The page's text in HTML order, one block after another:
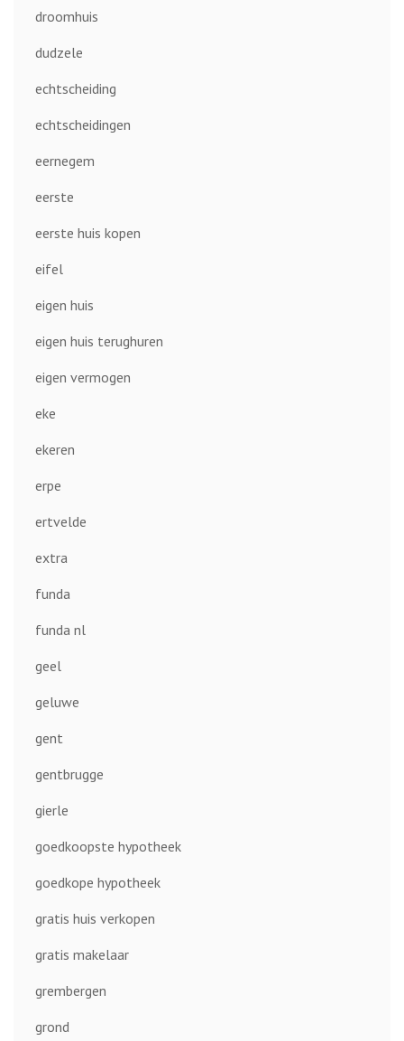
droomhuis
dudzele
echtscheiding
echtscheidingen
eernegem
eerste
eerste huis kopen
eifel
eigen huis
eigen huis terughuren
eigen vermogen
eke
ekeren
erpe
ertvelde
extra
funda
funda nl
geel
geluwe
gent
gentbrugge
gierle
goedkoopste hypotheek
goedkope hypotheek
gratis huis verkopen
gratis makelaar
grembergen
grond